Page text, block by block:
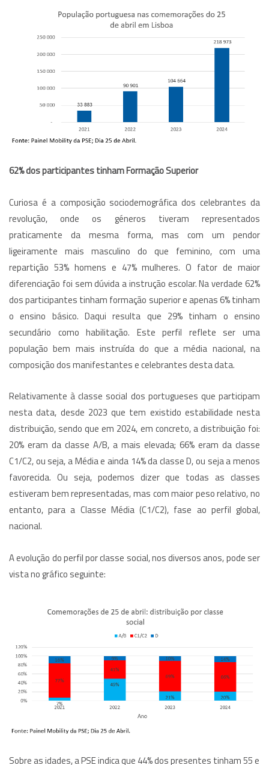
62% dos participantes tinham Formação Superior
Curiosa é a composição sociodemográfica dos celebrantes da
revolução, onde os géneros tiveram representados
praticamente da mesma forma, mas com um pendor
ligeiramente mais masculino do que feminino, com uma
repartição 53% homens e 47% mulheres. O fator de maior
diferenciação foi sem dúvida a instrução escolar. Na verdade 62%
dos participantes tinham formação superior e apenas 6% tinham
o ensino básico. Daqui resulta que 29% tinham o ensino
secundário como habilitação. Este perfil reflete ser uma
população bem mais instruída do que a média nacional, na
composição dos manifestantes e celebrantes desta data.
Relativamente à classe social dos portugueses que participam
nesta data, desde 2023 que tem existido estabilidade nesta
distribuição, sendo que em 2024, em concreto, a distribuição foi:
20% eram da classe A/B, a mais elevada; 66% eram da classe
C1/C2, ou seja, a Média e ainda 14% da classe D, ou seja a menos
favorecida. Ou seja, podemos dizer que todas as classes
estiveram bem representadas, mas com maior peso relativo, no
entanto, para a Classe Média (C1/C2), fase ao perfil global,
nacional.
A evolução do perfil por classe social, nos diversos anos, pode ser
vista no gráfico seguinte:
Sobre as idades, a PSE indica que 44% dos presentes tinham 55 e